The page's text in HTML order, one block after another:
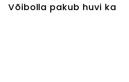
Võibolla pakub huvi ka